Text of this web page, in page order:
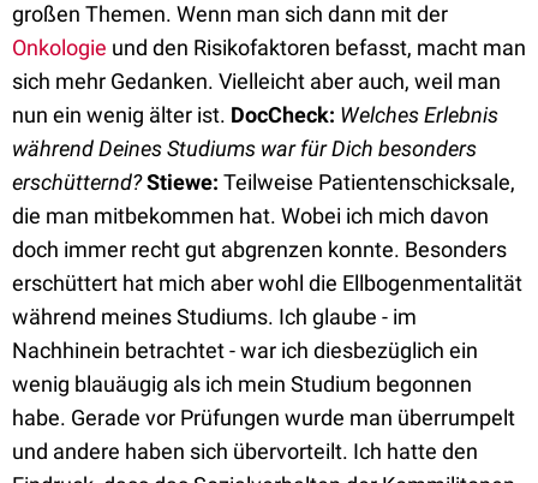
großen Themen. Wenn man sich dann mit der
Onkologie und den Risikofaktoren befasst, macht man
sich mehr Gedanken. Vielleicht aber auch, weil man
nun ein wenig älter ist. DocCheck: Welches Erlebnis
während Deines Studiums war für Dich besonders
erschütternd?Stiewe: Teilweise Patientenschicksale,
die man mitbekommen hat. Wobei ich mich davon
doch immer recht gut abgrenzen konnte. Besonders
erschüttert hat mich aber wohl die Ellbogenmentalität
während meines Studiums. Ich glaube - im
Nachhinein betrachtet - war ich diesbezüglich ein
wenig blauäugig als ich mein Studium begonnen
habe. Gerade vor Prüfungen wurde man überrumpelt
und andere haben sich übervorteilt. Ich hatte den